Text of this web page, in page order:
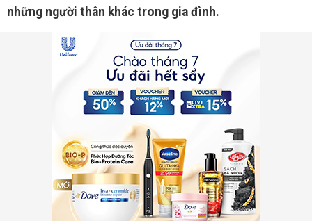
những người thân khác trong gia đình.